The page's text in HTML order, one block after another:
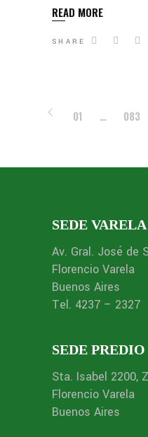
READ MORE
SHARE
01 … 083
SEDE
Av. Gral. José de
Florencio Varela
Buenos Aires
Tel. 4237 – 2327
SEDE
Sta. Isabel 2200,
Florencio Varela
Buenos Aires